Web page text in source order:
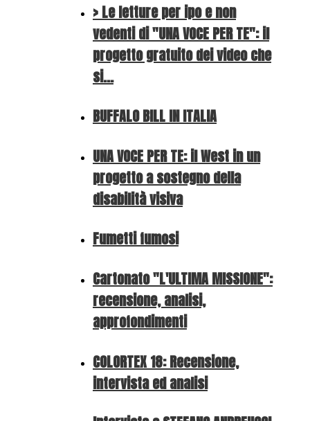
> Le letture per ipo e non
vedenti di "UNA VOCE PER TE": il
progetto gratuito dei video che
si…
BUFFALO BILL IN ITALIA
UNA VOCE PER TE: il West in un
progetto a sostegno della
disabilità visiva
Fumetti fumosi
Cartonato "L'ULTIMA MISSIONE":
recensione, analisi,
approfondimenti
COLORTEX 18: Recensione,
intervista ed analisi